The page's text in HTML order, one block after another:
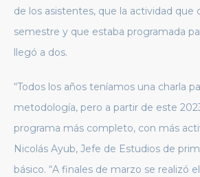
de los asistentes, que la actividad que
semestre y que estaba programada
llegó a dos.
“Todos los años teníamos una charla
metodología, pero a partir de este
programa más completo, con más
Nicolás Ayub, Jefe de Estudios de
básico. “A finales de marzo se realizó